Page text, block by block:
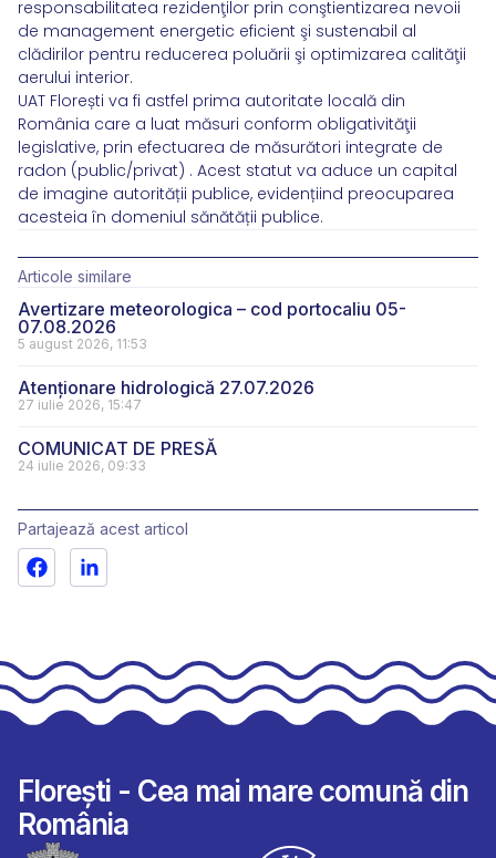
responsabilitatea rezidenţilor prin conştientizarea nevoii
de management energetic eficient şi sustenabil al
clădirilor pentru reducerea poluării şi optimizarea calităţii
aerului interior.
UAT Florești va fi astfel prima autoritate locală din
România care a luat măsuri conform obligativităţii
legislative, prin efectuarea de măsurători integrate de
radon (public/privat) . Acest statut va aduce un capital
de imagine autorității publice, evidențiind preocuparea
acesteia în domeniul sănătății publice.
Articole similare
Avertizare meteorologica – cod portocaliu 05-
07.08.2026
5 august 2026, 11:53
Atenționare hidrologică 27.07.2026
27 iulie 2026, 15:47
COMUNICAT DE PRESĂ
24 iulie 2026, 09:33
Partajează acest articol
Florești - Cea mai mare comună din
România